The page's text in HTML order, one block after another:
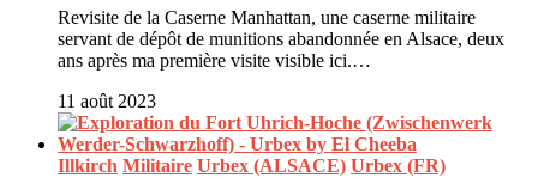
Revisite de la Caserne Manhattan, une caserne militaire
servant de dépôt de munitions abandonnée en Alsace, deux
ans après ma première visite visible ici.…
11 août 2023
Illkirch Militaire Urbex (ALSACE) Urbex (FR)